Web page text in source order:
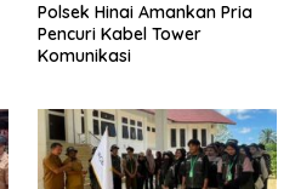
Polsek Hinai Amankan Pria
Pencuri Kabel Tower
Komunikasi